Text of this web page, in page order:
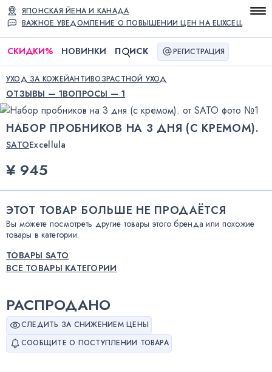
ВАЖНОЕ УВЕДОМЛЕНИЕ О ПОВЫШЕНИИ ЦЕН НА ELIXCELL
ЯПОНСКАЯ ЙЕНА И КАНАДА
СКИДКИ% НОВИНКИ П ИСК РЕГИСТРАЦИЯ
УХОД ЗА КОЖЕЙАНТИВОЗРАСТНОЙ УХОД
ОТЗЫВЫ — 1ВОПРОСЫ — 1
НАБОР ПРОБНИКОВ НА 3 ДНЯ (С КРЕМОМ).
SATOExcellula
¥ 945
ЭТОТ ТОВАР БОЛЬШЕ НЕ ПРОДАЁТСЯ
Вы можете посмотреть другие товары этого бренда или похожие
товары в категории.
ТОВАРЫ SATO
ВСЕ ТОВАРЫ КАТЕГОРИИ
РАСПРОДАНО
СЛЕДИТЬ ЗА СНИЖЕНИЕМ ЦЕНЫ
СООБЩИТЕ О ПОСТУПЛЕНИИ ТОВАРА